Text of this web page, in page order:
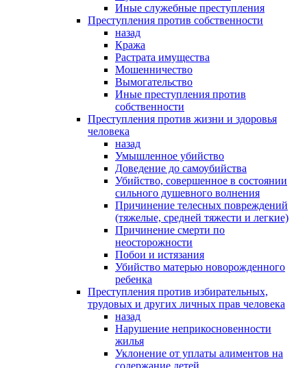
Иные служебные преступления
Преступления против собственности
назад
Кража
Растрата имущества
Мошенничество
Вымогательство
Иные преступления против
собственности
Преступления против жизни и здоровья
человека
назад
Умышленное убийство
Доведение до самоубийства
Убийство, совершенное в состоянии
сильного душевного волнения
Причинение телесных повреждений
(тяжелые, средней тяжести и легкие)
Причинение смерти по
неосторожности
Побои и истязания
Убийство матерью новорожденного
ребенка
Преступления против избирательных,
трудовых и других личных прав человека
назад
Нарушение неприкосновенности
жилья
Уклонение от уплаты алиментов на
содержание детей